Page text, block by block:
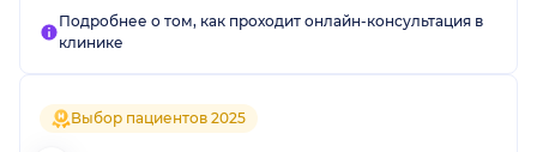
Подробнее о том, как проходит онлайн-консультация в
клинике
Выбор пациентов 2025